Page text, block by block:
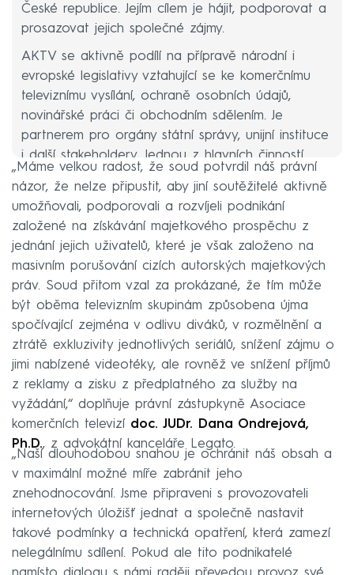
České republice. Jejím cílem je hájit, podporovat a
prosazovat jejich společné zájmy.
AKTV se aktivně podílí na přípravě národní i
evropské legislativy vztahující se ke komerčnímu
televiznímu vysílání, ochraně osobních údajů,
novinářské práci či obchodním sdělením. Je
partnerem pro orgány státní správy, unijní instituce
i další stakeholdery. Jednou z hlavních činností
AKTV je ochrana autorských práv svých členů a
boj proti internetovému pirátství.
Vedle toho je AKTV aktivní i v podpoře televize
jako reklamního mediatypu. Pro komunikaci se
zadavateli reklamy a mediálními agenturami
provozuje informační web ScreenVoice.cz a
pravidelně pořádá oborové konference.
„Máme velkou radost, že soud potvrdil náš právní
názor, že nelze připustit, aby jiní soutěžitelé aktivně
umožňovali, podporovali a rozvíjeli podnikání
založené na získávání majetkového prospěchu z
jednání jejich uživatelů, které je však založeno na
masivním porušování cizích autorských majetkových
práv. Soud přitom vzal za prokázané, že tím může
být oběma televizním skupinám způsobena újma
spočívající zejména v odlivu diváků, v rozmělnění a
ztrátě exkluzivity jednotlivých seriálů, snížení zájmu o
jimi nabízené videotéky, ale rovněž ve snížení příjmů
z reklamy a zisku z předplatného za služby na
vyžádání,“ doplňuje právní zástupkyně Asociace
komerčních televizí doc. JUDr. Dana Ondrejová,
Ph.D., z advokátní kanceláře Legato.
„Naší dlouhodobou snahou je ochránit náš obsah a
v maximální možné míře zabránit jeho
znehodnocování. Jsme připraveni s provozovateli
internetových úložišť jednat a společně nastavit
takové podmínky a technická opatření, která zamezí
nelegálnímu sdílení. Pokud ale tito podnikatelé